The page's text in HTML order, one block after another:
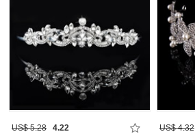
US$ 5.28 4.22 US$ 4.32